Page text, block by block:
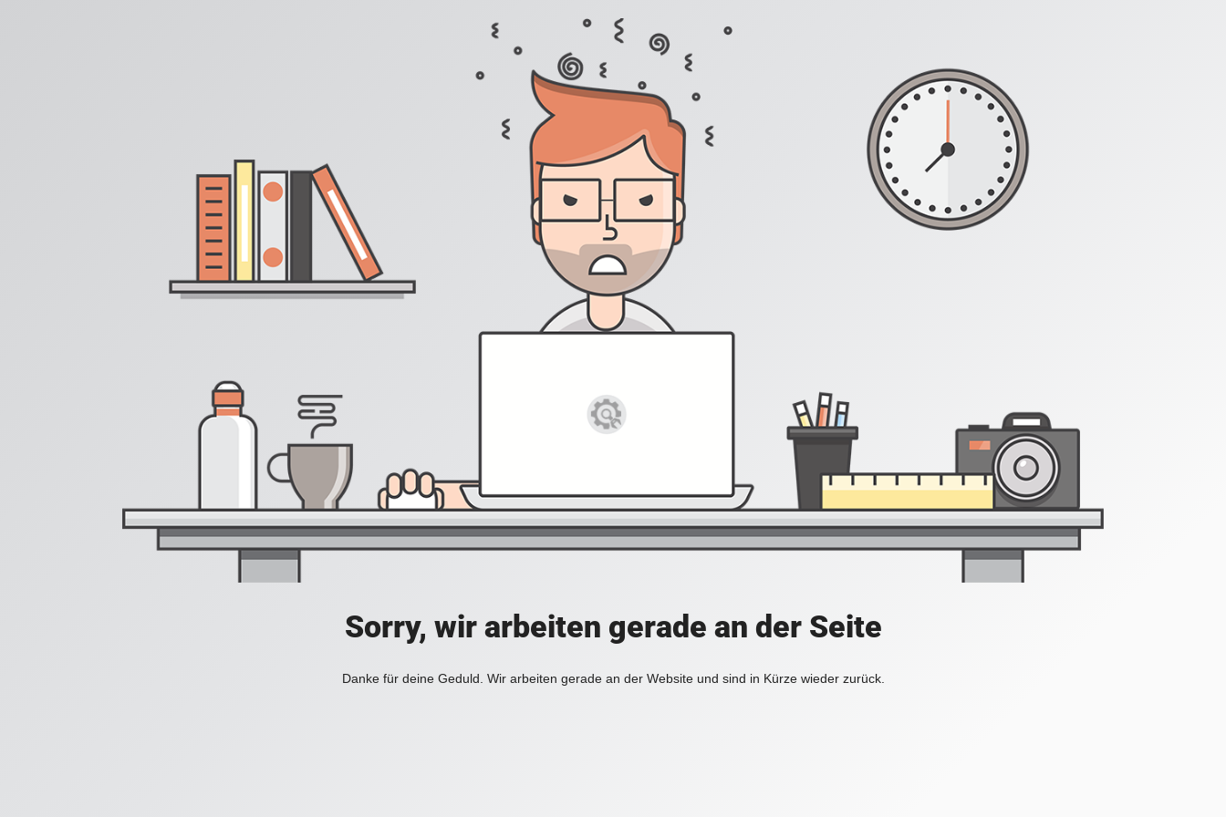
Sorry, wir arbeiten gerade an der Seite
Danke für deine Geduld. Wir arbeiten gerade an der Website und sind in Kürze wieder zurück.